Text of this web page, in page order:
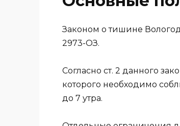
Законом о тишине
2973-ОЗ.
Согласно ст. 2 данного
которого необходимо
до 7 утра.